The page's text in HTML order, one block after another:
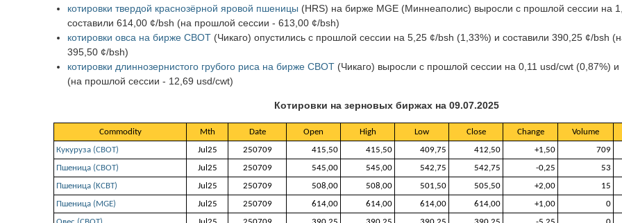
котировки твердой краснозёрной яровой пшеницы (HRS) на бирже MGE (Миннеаполис) выросли с прошлой сессии на
составили 614,00 ¢/bsh (на прошлой сессии - 613,00 ¢/bsh)
котировки овса на бирже CBOT(Чикаго) опустились с прошлой сессии на 5,25 ¢/bsh (1,33%) и составили 390,25 ¢/bsh
395,50 ¢/bsh)
котировки длиннозернистого грубого риса на бирже CBOT(Чикаго) выросли с прошлой сессии на 0,11 usd/cwt (0,87%) и
(на прошлой сессии - 12,69 usd/cwt)
Котировки на зерновых биржах на 09.07.2025
Commodity Mth Date Open High Low Close Change
Volume
Кукуруза (СВОТ)
Jul25 250709 415,50 415,50 409,75 412,50 +1,50
709
Пшеница (СВОТ)
Jul25 250709 545,00 545,00 542,75 542,75 -0,25
53
Пшеница (KCBT)
Jul25 250709 508,00 508,00 501,50 505,50 +2,00
15
Пшеница (MGE)
Jul25 250709 614,00 614,00 614,00 614,00 +1,00
0